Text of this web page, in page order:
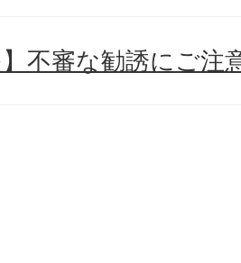
】不審な勧誘にご注